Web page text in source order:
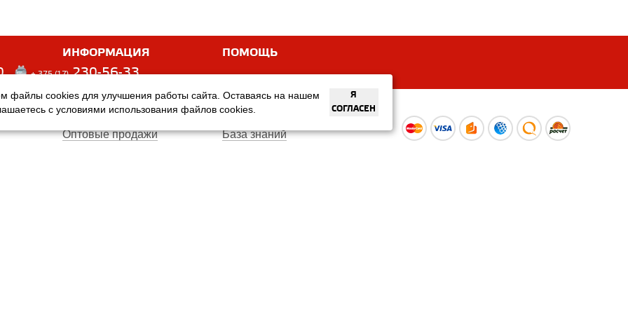
ИНФОРМАЦИЯ ПОМОЩЬ
+ 375 (17) 230-56-33
Оплата
Оптовые продажи
Услуги
База знаний
файлы cookies для улучшения работы сайта. Оставаясь на нашем
с условиями использования файлов cookies.
Я
СОГЛАСЕН